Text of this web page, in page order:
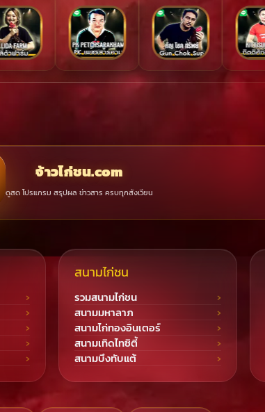
จ้าวไก่ชน.com
ดูสด โปรแกรม สรุปผล ข่าวสาร ครบทุกสังเวียน
สนามไก่ชน
รวมสนามไก่ชน
สนามมหาลาภ
สนามไก่ทองอินเตอร์
สนามเทิดไทซิตี้
สนามบึงทับแต้